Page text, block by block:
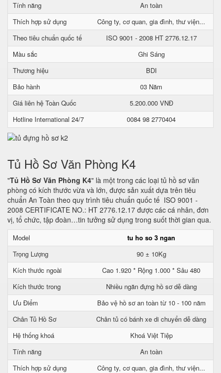
Tính năng
An toàn
Thích hợp sử dụng
Công ty, cơ quan, gia đình, thư viện...
Theo tiêu chuẩn quốc tế
ISO 9001 - 2008 HT 2776.12.17
Màu sắc
Ghi Sáng
Thương hiệu
BDI
Bảo hành
03 Năm
Giá liên hệ Toàn Quốc
5.200.000 VNĐ
Hotline International 24/7
0084 98 2770404
Tủ Hồ Sơ Văn Phòng K4
"Tủ Hồ Sơ Văn Phòng K4" là một trong các loại tủ hồ sơ văn
phòng có kích thước vừa và lớn, được sản xuất dựa trên tiêu
chuẩn An Toàn theo quy trình tiêu chuẩn quốc tế ISO 9001 -
2008 CERTIFICATE NO.: HT 2776.12.17 được các cá nhân, đơn
vị, tổ chức, tập đoàn…tin tưởng sử dụng trong suốt thời gian qua.
Model
tu ho so 3 ngan
Trọng Lượng
90 ± 10Kg
Kích thước ngoài
Cao 1.920 * Rộng 1.000 * Sâu 480
Kích thước trong
Nhiều ngăn đựng hồ sơ dễ dàng
Ưu Điểm
Bảo vệ hồ sơ an toàn từ 10 - 100 năm
Chân Tủ Hồ Sơ
Chân tủ có bánh xe di chuyển dễ dàng
Hệ thống khoá
Khoá Việt Tiệp
Tính năng
An toàn
Thích hợp sử dụng
Công ty, cơ quan, gia đình, thư viện...